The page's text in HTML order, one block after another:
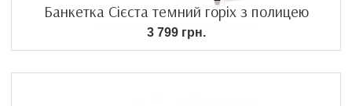
Банкетка Сієста темний горіх з полицею
3 799 грн.